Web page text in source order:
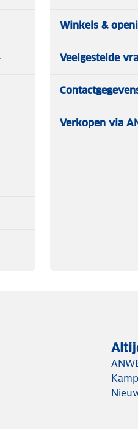
Winkels &
Veelgestelde
Verkopen via